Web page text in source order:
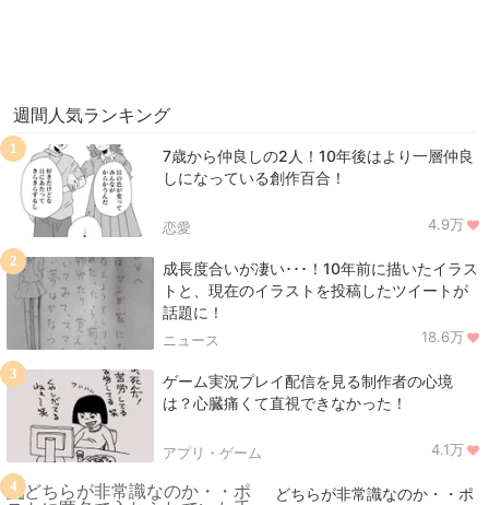
週間人気ランキング
7歳から仲良しの2人！10年後はより一層仲良
しになっている創作百合！
恋愛 4.9万
1
成長度合いが凄い･･･！10年前に描いたイラス
トと、現在のイラストを投稿したツイートが
話題に！
ニュース 18.6万
2
ゲーム実況プレイ配信を見る制作者の心境
は？心臓痛くて直視できなかった！
アプリ・ゲーム 4.1万
3
どちらが非常識なのか・・ポ
4